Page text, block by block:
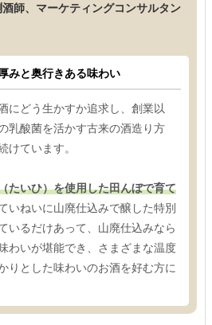
師、マーケティングコンサルタン
みと奥行きある味わい
にどう生かすか追求し、創業以
乳酸菌を活かす古来の酒造り方
けています。
たいひ）を使用した田んぼで育て
いねいに山廃仕込みで醸した特別
いるだけあって、山廃仕込みなら
わいが堪能でき、さまざまな温度
りとした味わいのお酒を好む方に